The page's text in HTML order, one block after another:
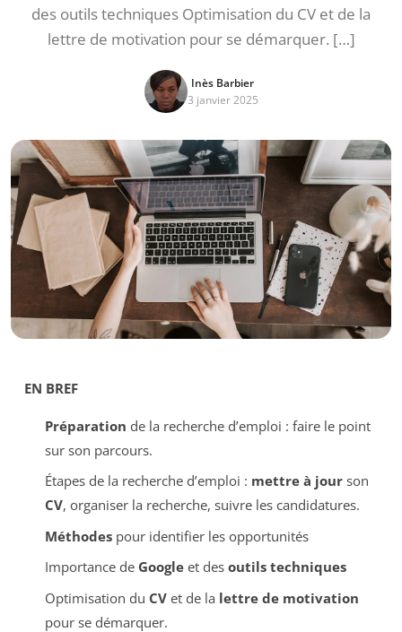
des outils techniques Optimisation du CV et de la
lettre de motivation pour se démarquer. […]
Inès Barbier
3 janvier 2025
EN BREF
Préparation de la recherche d’emploi : faire le point
sur son parcours.
Étapes de la recherche d’emploi : mettre à jourson
CV, organiser la recherche, suivre les candidatures.
Méthodespour identifier les opportunités
Importance de Googleet des outils techniques
Optimisation du CVet de la lettre de motivation
pour se démarquer.